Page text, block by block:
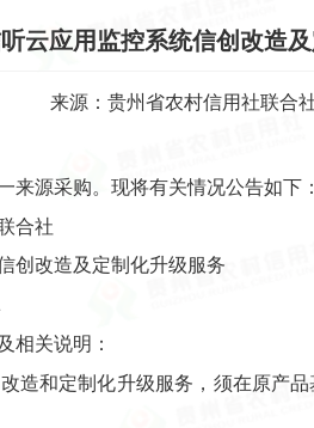
云应用监控系统信创改造
来源：贵州省农村信用社联合
来源采购。现将有关情况公告如下：
合社
创改造及定制化升级服务
相关说明：
造和定制化升级服务，须在原产